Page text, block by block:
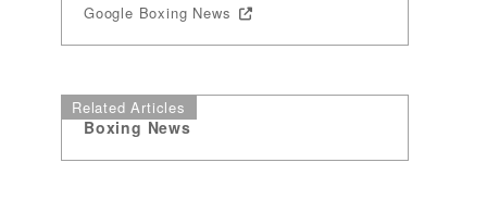
Google Boxing News
Related Articles
Boxing News